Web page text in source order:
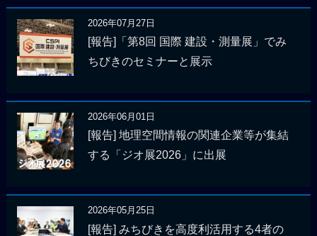
2026年07月27日
[報告]「第8回 国際 建設・測量展」でみ
ちびきのセミナーと展示
2026年06月01日
[報告] 地理空間情報の関連企業等が集結
する「ジオ展2026」に出展
2026年05月25日
[報告] みちびきを高度利活用する4者の